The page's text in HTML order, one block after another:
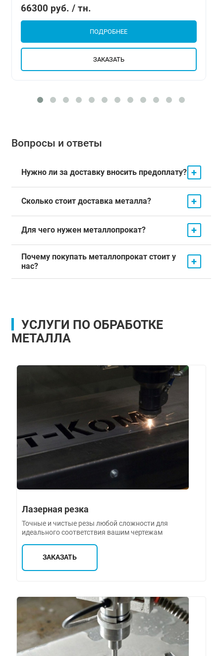
66300 руб. / тн.
ПОДРОБНЕЕ
ЗАКАЗАТЬ
Вопросы и ответы
Нужно ли за доставку вносить предоплату? +
Сколько стоит доставка металла? +
Для чего нужен металлопрокат? +
Почему покупать металлопрокат стоит у
нас?
+
УСЛУГИ ПО ОБРАБОТКЕ
МЕТАЛЛА
Лазерная резка
Точные и чистые резы любой сложности для
идеального соответствия вашим чертежам
ЗАКАЗАТЬ